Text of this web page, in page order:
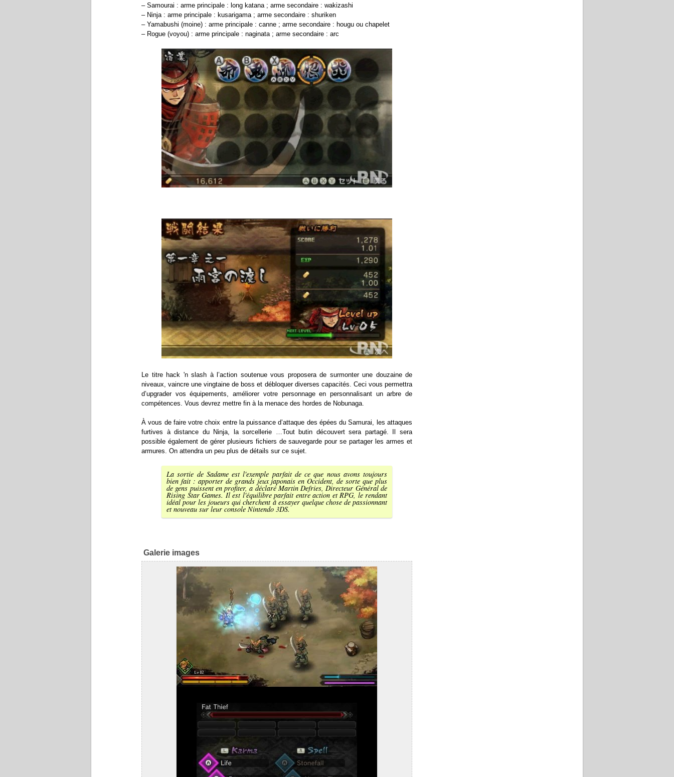
– Samourai : arme principale : long katana ; arme secondaire : wakizashi
– Ninja : arme principale : kusarigama ; arme secondaire : shuriken
– Yamabushi (moine) : arme principale : canne ; arme secondaire : hougu ou chapelet
– Rogue (voyou) : arme principale : naginata ; arme secondaire : arc
Le titre hack 'n slash à l’action soutenue vous proposera de surmonter une douzaine de
niveaux, vaincre une vingtaine de boss et débloquer diverses capacités. Ceci vous permettra
d’upgrader vos équipements, améliorer votre personnage en personnalisant un arbre de
compétences. Vous devrez mettre fin à la menace des hordes de Nobunaga.
À vous de faire votre choix entre la puissance d’attaque des épées du Samurai, les attaques
furtives à distance du Ninja, la sorcellerie …Tout butin découvert sera partagé. Il sera
possible également de gérer plusieurs fichiers de sauvegarde pour se partager les armes et
armures. On attendra un peu plus de détails sur ce sujet.
La sortie de Sadame est l'exemple parfait de ce que nous avons toujours
bien fait : apporter de grands jeux japonais en Occident, de sorte que plus
de gens puissent en profiter, a déclaré Martin Defries, Directeur Général de
Rising Star Games. Il est l'équilibre parfait entre action et RPG, le rendant
idéal pour les joueurs qui cherchent à essayer quelque chose de passionnant
et nouveau sur leur console Nintendo 3DS.
Galerie images